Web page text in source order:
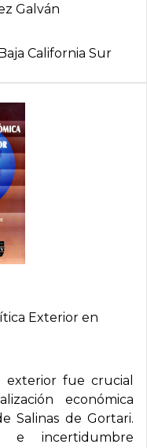
Galván
California Sur
Exterior en
exterior fue crucial
económica
Salinas de Gortari.
e incertidumbre